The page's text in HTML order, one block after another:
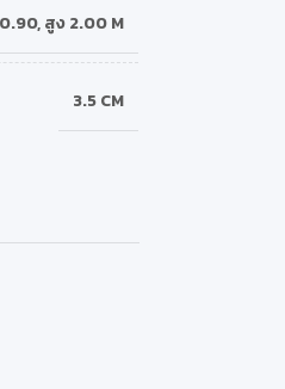
,สูง 2.00 M
3.5 CM